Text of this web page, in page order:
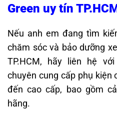
Green uy tín
Nếu anh em đang tìm
chăm sóc và bảo dưỡng
TP.HCM, hãy liên hệ
chuyên cung cấp phụ kiện
đến cao cấp, bao gồm cả
hãng.